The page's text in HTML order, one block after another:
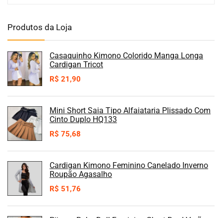
Produtos da Loja
Casaquinho Kimono Colorido Manga Longa
Cardigan Tricot
R$ 21,90
Mini Short Saia Tipo Alfaiataria Plissado Com
Cinto Duplo HQ133
R$ 75,68
Cardigan Kimono Feminino Canelado Inverno
Roupão Agasalho
R$ 51,76